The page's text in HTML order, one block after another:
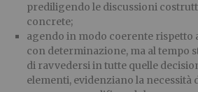
prediligendo le discussioni
concrete;
agendo in modo coerente rispetto
con determinazione, ma al tempo
di ravvedersi in tutte quelle
elementi, evidenziano la necessità